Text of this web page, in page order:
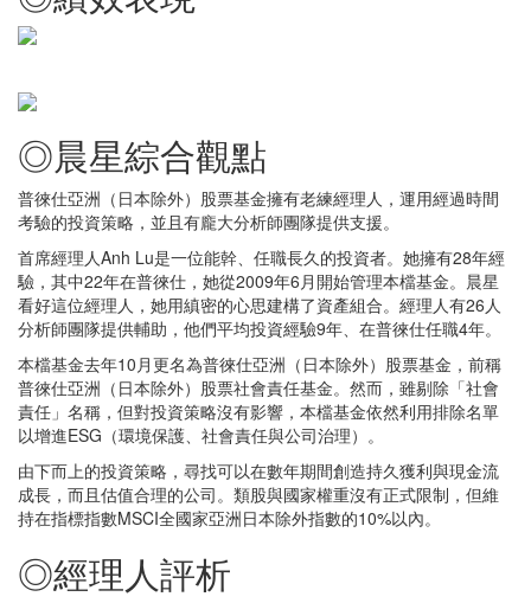
◎晨星綜合觀點
普徠仕亞洲（日本除外）股票基金擁有老練經理人，運用經過時間
考驗的投資策略，並且有龐大分析師團隊提供支援。
首席經理人Anh Lu是一位能幹、任職長久的投資者。她擁有28年經
驗，其中22年在普徠仕，她從2009年6月開始管理本檔基金。晨星
看好這位經理人，她用縝密的心思建構了資產組合。經理人有26人
分析師團隊提供輔助，他們平均投資經驗9年、在普徠仕任職4年。
本檔基金去年10月更名為普徠仕亞洲（日本除外）股票基金，前稱
普徠仕亞洲（日本除外）股票社會責任基金。然而，雖剔除「社會
責任」名稱，但對投資策略沒有影響，本檔基金依然利用排除名單
以增進ESG（環境保護、社會責任與公司治理）。
由下而上的投資策略，尋找可以在數年期間創造持久獲利與現金流
成長，而且估值合理的公司。類股與國家權重沒有正式限制，但維
持在指標指數MSCI全國家亞洲日本除外指數的10%以內。
◎經理人評析